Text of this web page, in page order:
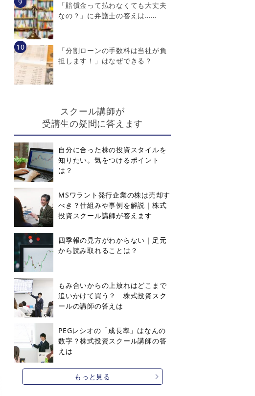
「賠償金って払わなくても大丈夫
なの？」に弁護士の答えは……
「分割ローンの手数料は当社が負
担します！」はなぜできる？
スクール講師が
受講生の疑問に答えます
自分に合った株の投資スタイルを
知りたい。気をつけるポイント
は？
MSワラント発行企業の株は売却す
べき？仕組みや事例を解説｜株式
投資スクール講師が答えます
四季報の見方がわからない｜足元
から読み取れることは？
もみ合いからの上放れはどこまで
追いかけて買う？ 株式投資スク
ールの講師の答えは
PEGレシオの「成長率」はなんの
数字？株式投資スクール講師の答
えは
もっと見る